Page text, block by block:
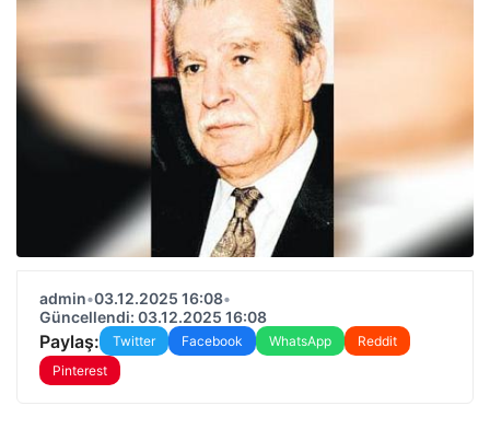
admin•03.12.2025 16:08•
Güncellendi: 03.12.2025 16:08
Paylaş: Twitter Facebook WhatsApp
Reddit
Pinterest